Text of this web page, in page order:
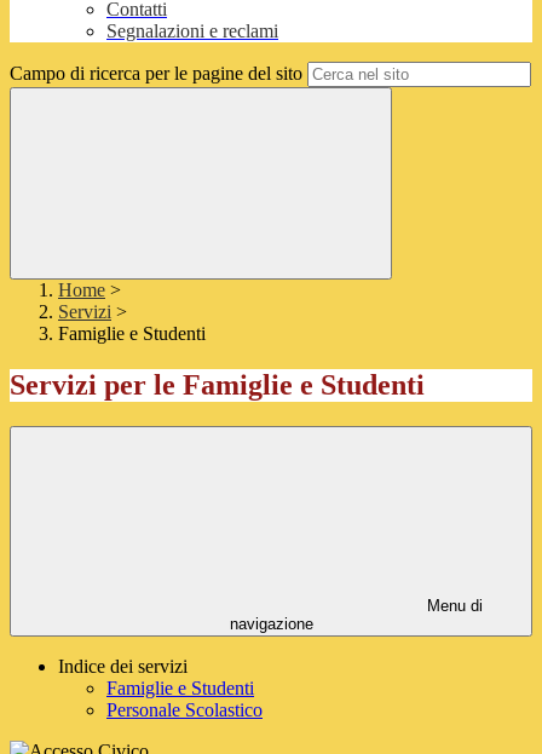
Contatti
Segnalazioni e reclami
Campo di ricerca per le pagine del sito
Home >
Servizi >
Famiglie e Studenti
Servizi per le Famiglie e Studenti
Menu di
navigazione
Indice dei servizi
Famiglie e Studenti
Personale Scolastico